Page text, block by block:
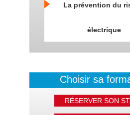
La prévention du
électrique
Choisir sa
RÉSERVER SON